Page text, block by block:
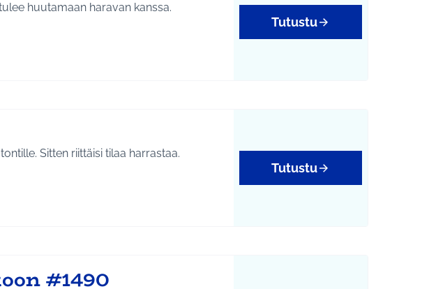
huutamaan haravan kanssa.
ja harrastukset
Tutustu
Sitten riittäisi tilaa harrastaa.
ja harrastukset
Tutustu
#1490